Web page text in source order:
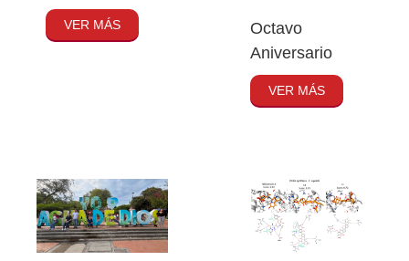
VER MÁS
Octavo
Aniversario
VER MÁS